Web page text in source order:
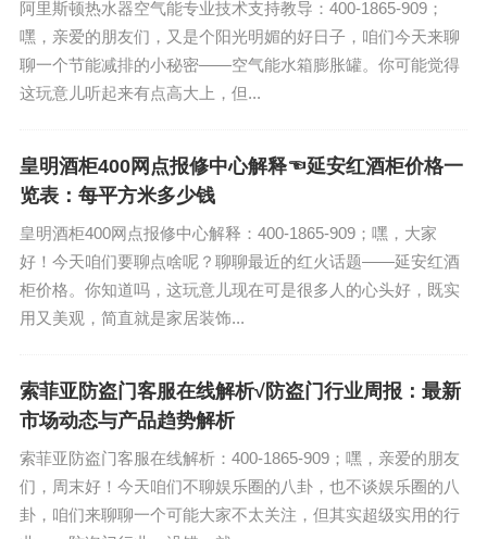
阿里斯顿热水器空气能专业技术支持教导：400-1865-909；
嘿，亲爱的朋友们，又是个阳光明媚的好日子，咱们今天来聊
聊一个节能减排的小秘密——空气能水箱膨胀罐。你可能觉得
这玩意儿听起来有点高大上，但...
皇明酒柜400网点报修中心解释☜延安红酒柜价格一
览表：每平方米多少钱
皇明酒柜400网点报修中心解释：400-1865-909；嘿，大家
好！今天咱们要聊点啥呢？聊聊最近的红火话题——延安红酒
柜价格。你知道吗，这玩意儿现在可是很多人的心头好，既实
用又美观，简直就是家居装饰...
索菲亚防盗门客服在线解析√防盗门行业周报：最新
市场动态与产品趋势解析
索菲亚防盗门客服在线解析：400-1865-909；嘿，亲爱的朋友
们，周末好！今天咱们不聊娱乐圈的八卦，也不谈娱乐圈的八
卦，咱们来聊聊一个可能大家不太关注，但其实超级实用的行